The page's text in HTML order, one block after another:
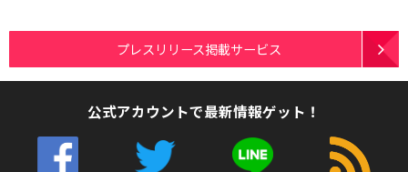
プレスリリース掲載サービス
公式アカウントで最新情報ゲット！